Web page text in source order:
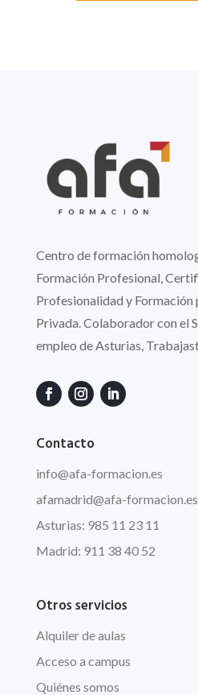
Centro de formación
Formación Profesional,
Profesionalidad y Formación
Privada. Colaborador con el
empleo de Asturias,
Contacto
info@afa-formacion.es
afamadrid@afa-formacion.es
Asturias: 985 11 23 11
Madrid: 911 38 40 52
Otros servicios
Alquiler de aulas
Acceso a campus
Quiénes somos